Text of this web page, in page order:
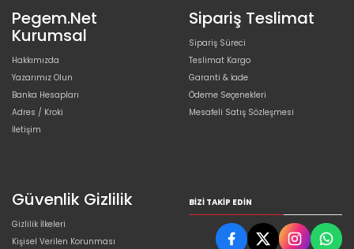
Pegem.Net
Kurumsal
Hakkımızda
Yazarımız Olun
Banka Hesapları
Adres / Kroki
İletişim
Sipariş Teslimat
Sipariş Süreci
Teslimat Kargo
Garanti & İade
Ödeme Seçenekleri
Mesafeli Satış Sözleşmesi
Güvenlik Gizlilik
Gizlilik İlkeleri
Kişisel Verilen Korunması
BIZI TAKIP EDIN